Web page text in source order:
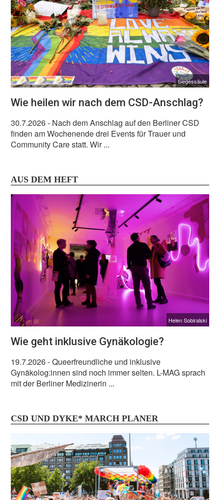
Siegessäule
Wie heilen wir nach dem CSD-Anschlag?
30.7.2026- Nach dem Anschlag auf den Berliner CSD
finden am Wochenende drei Events für Trauer und
Community Care statt. Wir ...
AUS DEM HEFT
Helen Sobiralski
Wie geht inklusive Gynäkologie?
19.7.2026- Queerfreundliche und inklusive
Gynäkolog:innen sind noch immer selten. L-MAG sprach
mit der Berliner Medizinerin ...
CSD UND DYKE* MARCH PLANER